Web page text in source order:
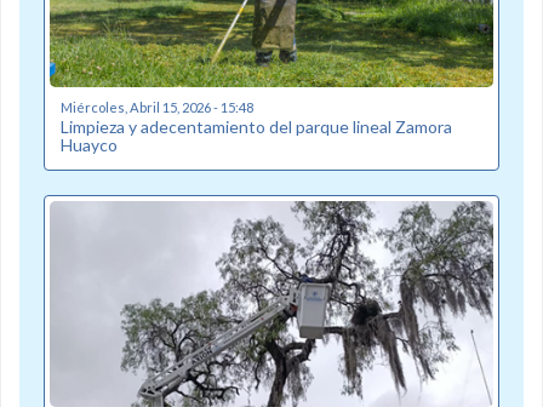
Miércoles, Abril 15, 2026 - 15:48
Limpieza y adecentamiento del parque lineal Zamora
Huayco